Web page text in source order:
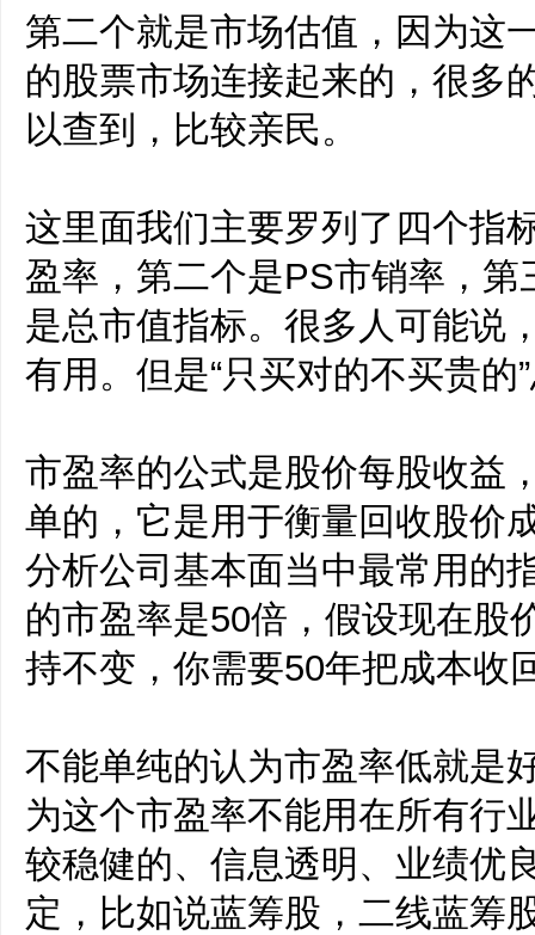
第二个就是市场估值，因为这
的股票市场连接起来的，很多
以查到，比较亲民。
这里面我们主要罗列了四个指
盈率，第二个是PS市销率，
是总市值指标。很多人可能说
有用。但是“只买对的不买贵的
市盈率的公式是股价每股收益
单的，它是用于衡量回收股价
分析公司基本面当中最常用的
的市盈率是50倍，假设现在股
持不变，你需要50年把成本收
不能单纯的认为市盈率低就是
为这个市盈率不能用在所有行
较稳健的、信息透明、业绩优
定，比如说蓝筹股，二线蓝筹